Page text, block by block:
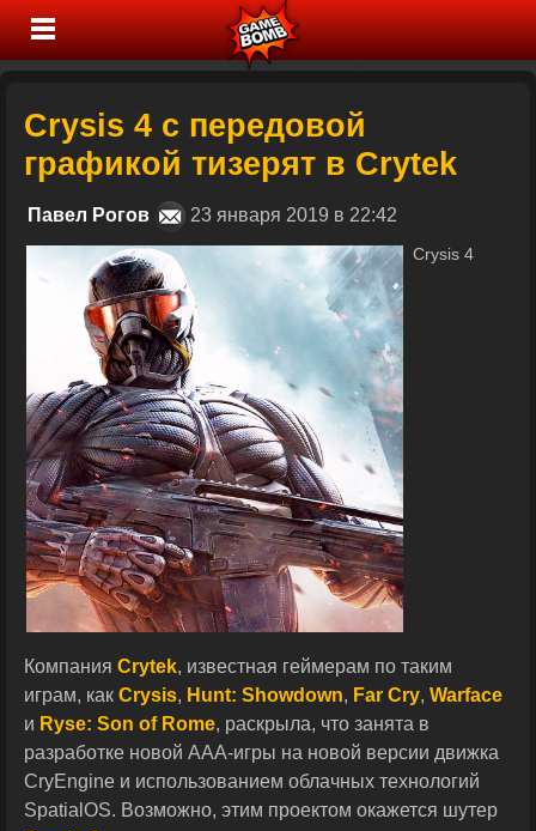
Crysis 4 с передовой
графикой тизерят в Crytek
Павел Рогов 23 января 2019 в 22:42
Crysis 4
Компания Crytek, известная геймерам по таким
играм, как Crysis, Hunt: Showdown, Far Cry, Warface
и Ryse: Son of Rome, раскрыла, что занята в
разработке новой ААА-игры на новой версии движка
CryEngine и использованием облачных технологий
SpatialOS. Возможно, этим проектом окажется шутер